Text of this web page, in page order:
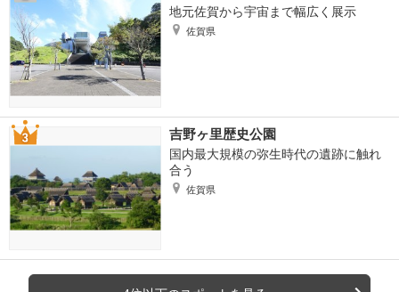
地元佐賀から宇宙まで幅広く展示
佐賀県
吉野ヶ里歴史公園
国内最大規模の弥生時代の遺跡に触れ
合う
佐賀県